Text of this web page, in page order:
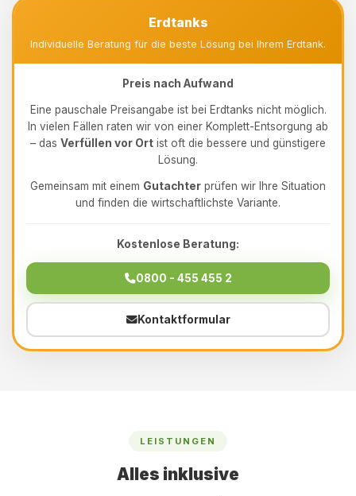
Erdtanks
Individuelle Beratung für die beste Lösung bei Ihrem Erdtank.
Preis nach Aufwand
Eine pauschale Preisangabe ist bei Erdtanks nicht möglich.
In vielen Fällen raten wir von einer Komplett-Entsorgung ab
– das Verfüllen vor Ort ist oft die bessere und günstigere
Lösung.
Gemeinsam mit einem Gutachter prüfen wir Ihre Situation
und finden die wirtschaftlichste Variante.
Kostenlose Beratung:
0800 - 455 455 2
Kontaktformular
LEISTUNGEN
Alles inklusive